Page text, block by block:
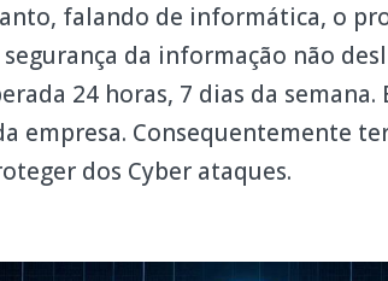
falando de informática, o
da informação não
24 horas, 7 dias da semana.
empresa. Consequentemente
dos Cyber ataques.